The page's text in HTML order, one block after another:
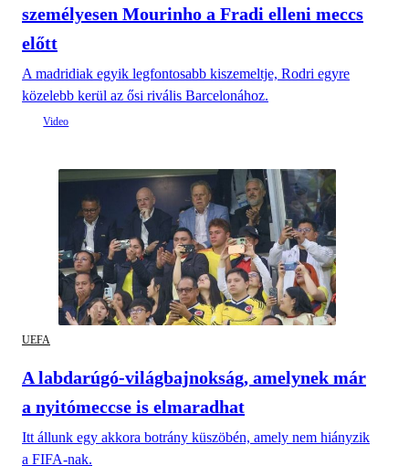
személyesen Mourinho a Fradi elleni meccs
előtt
A madridiak egyik legfontosabb kiszemeltje, Rodri egyre
közelebb kerül az ősi rivális Barcelonához.
UEFA
A labdarúgó-világbajnokság, amelynek már
a nyitómeccse is elmaradhat
Itt állunk egy akkora botrány küszöbén, amely nem hiányzik
a FIFA-nak.